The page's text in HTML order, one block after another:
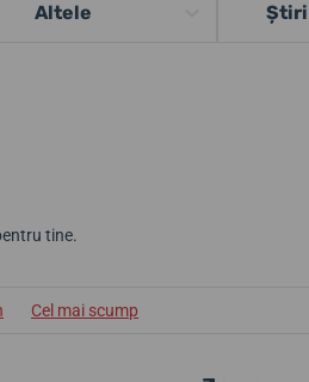
Altele Ştiri
tine.
Cel mai scump